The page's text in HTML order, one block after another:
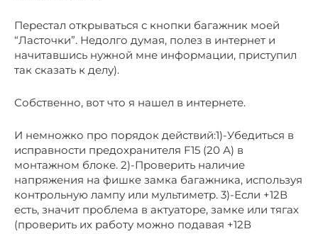
Перестал открываться с кнопки багажник моей
“Ласточки”. Недолго думая, полез в интернет и
начитавшись нужной мне информации, приступил
так сказать к делу).
Собственно, вот что я нашел в интернете.
И немножко про порядок действий:1)-Убедиться в
исправности предохранителя F15 (20 А) в
монтажном блоке. 2)-Проверить наличие
напряжения на фишке замка багажника, используя
контрольную лампу или мультиметр. 3)-Если +12В
есть, значит проблема в актуаторе, замке или тягах
(проверить их работу можно подавая +12В